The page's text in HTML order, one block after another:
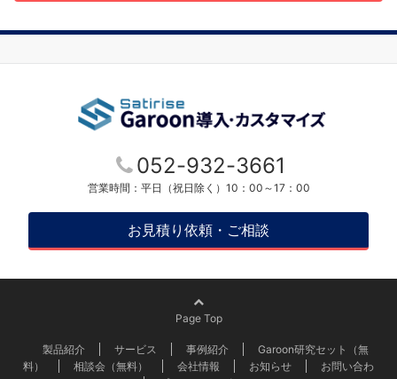
052-932-3661
営業時間：平日（祝日除く）10：00～17：00
お見積り依頼・ご相談
Page Top
製品紹介 サービス 事例紹介
Garoon研究セット（無
料）
相談会（無料） 会社情報 お知らせ
お問い合わ